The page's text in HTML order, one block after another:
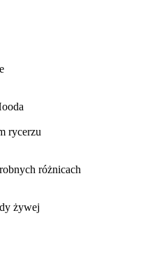
rycerzu
różnicach
żywej